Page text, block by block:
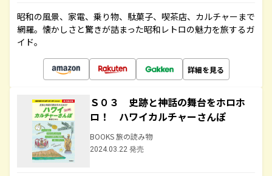
昭和の風景、家電、乗り物、駄菓子、喫茶店、カルチャーまで
網羅。懐かしさと驚きが詰まった昭和レトロの魅力を旅するガ
イド。
詳細を見る
Ｓ０３ 史跡と神話の舞台をホロホ
ロ！ ハワイカルチャーさんぽ
BOOKS 旅の読み物
2024.03.22 発売